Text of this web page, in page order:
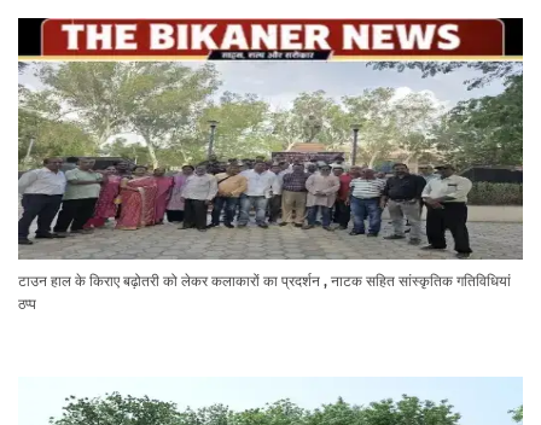
टाउन हाल के किराए बढ़ोतरी को लेकर कलाकारों का प्रदर्शन , नाटक सहित सांस्कृतिक गतिविधियां
ठप्प